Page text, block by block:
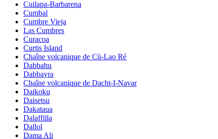
Cuilapa-Barbarena
Cumbal
Cumbre Vieja
Las Cumbres
Curacoa
Curtis Island
Chaîne volcanique de Cù-Lao Ré
Dabbahu
Dabbayra
Chaîne volcanique de Dacht-I-Navar
Daikoku
Daisetsu
Dakataua
Dalaffilla
Dallol
Dama Ali